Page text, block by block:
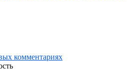
комментариях